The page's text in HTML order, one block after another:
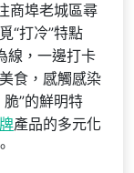
商埠老城區尋
“打冷”特點
線，一邊打卡
食，感觸感染
”的鮮明特
產品的多元化